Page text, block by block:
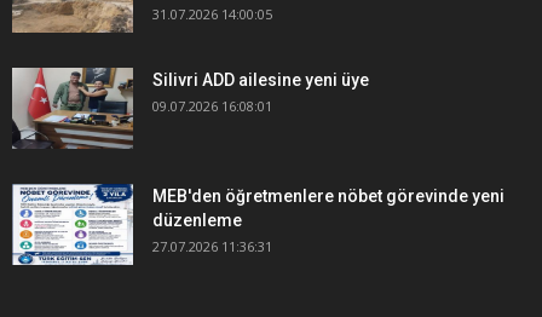
31.07.2026 14:00:05
Silivri ADD ailesine yeni üye
09.07.2026 16:08:01
MEB'den öğretmenlere nöbet görevinde yeni
düzenleme
27.07.2026 11:36:31